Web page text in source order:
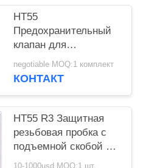
НТ55
Предохранительный
клапан для
предотвращения
выбросов, рабочее
°C, наружный
диаметр 178 мм x
внутренний диаметр
negotiable MOQ:1 комплект
КОНТАКТ
НТ55 R3 Защитная
резьбовая пробка с
подъемной скобой 7"
НАРУЖ. ДИАМ. X 14-
10-1000usd MOQ:1 шт.